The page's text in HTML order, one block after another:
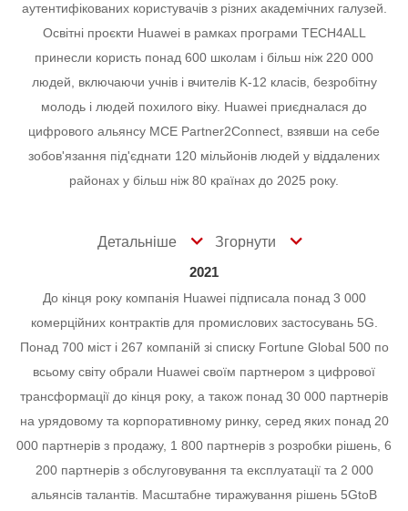
аутентифікованих користувачів з різних академічних галузей.
Освітні проєкти Huawei в рамках програми TECH4ALL
принесли користь понад 600 школам і більш ніж 220 000
людей, включаючи учнів і вчителів K-12 класів, безробітну
молодь і людей похилого віку. Huawei приєдналася до
цифрового альянсу МСЕ Partner2Connect, взявши на себе
зобов'язання під'єднати 120 мільйонів людей у віддалених
районах у більш ніж 80 країнах до 2025 року.
Детальніше
Згорнути
2021
До кінця року компанія Huawei підписала понад 3 000
комерційних контрактів для промислових застосувань 5G.
Понад 700 міст і 267 компаній зі списку Fortune Global 500 по
всьому світу обрали Huawei своїм партнером з цифрової
трансформації до кінця року, а також понад 30 000 партнерів
на урядовому та корпоративному ринку, серед яких понад 20
000 партнерів з продажу, 1 800 партнерів з розробки рішень, 6
200 партнерів з обслуговування та експлуатації та 2 000
альянсів талантів. Масштабне тиражування рішень 5GtoB